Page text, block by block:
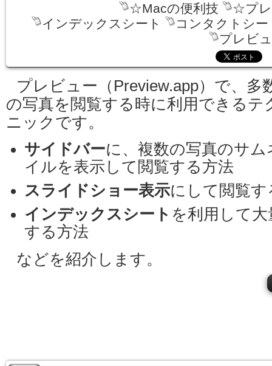
☆Macの便利技
☆プレ
インデックスシート
コンタクトシー
プレビ
プレビュー（Preview.app）で、多
の写真を閲覧する時に利用できるテ
ニックです。
サイドバーに、複数の写真のサム
イルを表示して閲覧する方法
スライドショー表示にして閲覧す
インデックスシート を利用して
する方法
などを紹介します。